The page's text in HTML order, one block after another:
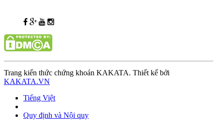
Trang kiến thức chứng khoán KAKATA. Thiết kế bởi
KAKATA.VN
Tiếng Việt
Quy định và Nội quy